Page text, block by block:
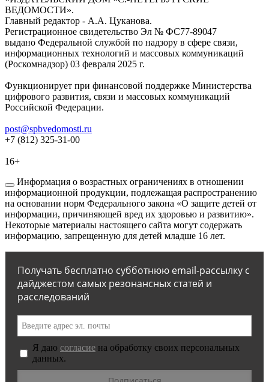
ВЕДОМОСТИ».
Главный редактор - А.А. Цуканова.
Регистрационное свидетельство Эл № ФС77-89047
выдано Федеральной службой по надзору в сфере связи,
информационных технологий и массовых коммуникаций
(Роскомнадзор) 03 февраля 2025 г.
Функционирует при финансовой поддержке Министерства
цифрового развития, связи и массовых коммуникаций
Российской Федерации.
post@spbvedomosti.ru
+7 (812) 325-31-00
16+
Информация о возрастных ограничениях в отношении
информационной продукции, подлежащая распространению
на основании норм Федерального закона «О защите детей от
информации, причиняющей вред их здоровью и развитию».
Некоторые материалы настоящего сайта могут содержать
информацию, запрещенную для детей младше 16 лет.
Получать бесплатно субботнюю email-рассылку с
дайджестом самых резонансных статей и
расследований
Я даю согласие на обработку своих персональных
данных.